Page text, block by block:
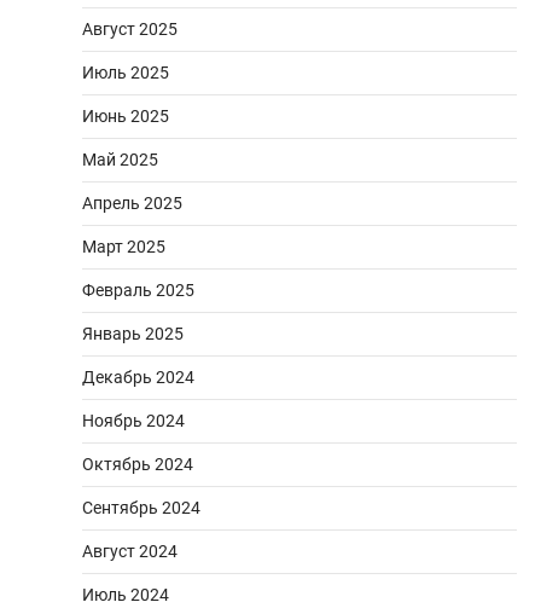
Август 2025
Июль 2025
Июнь 2025
Май 2025
Апрель 2025
Март 2025
Февраль 2025
Январь 2025
Декабрь 2024
Ноябрь 2024
Октябрь 2024
Сентябрь 2024
Август 2024
Июль 2024